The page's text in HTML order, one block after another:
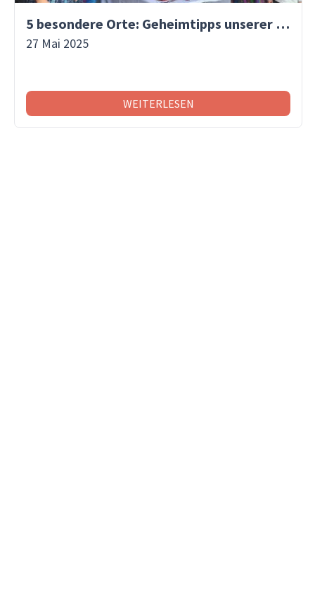
5 besondere Orte: Geheimtipps unserer Reisespezialistinnen!
27 Mai 2025
WEITERLESEN